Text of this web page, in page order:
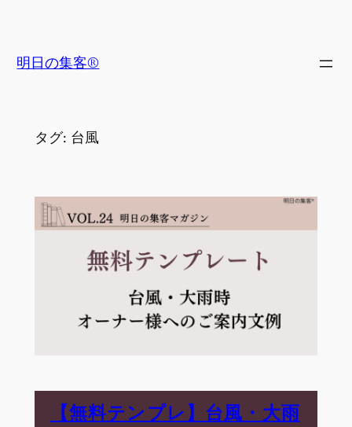
を明日の集客®
タグ: 台風
【無料テンプレ】台風・大雨